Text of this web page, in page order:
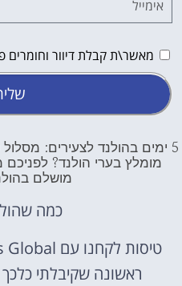
מאשר\ת קבלת דיוור וחומרים
5 ימים בהולנד לצעירים:
מומלץ בערי הולנד? לפניכם
מושלם
כמה
ראשונה שקיבלתי